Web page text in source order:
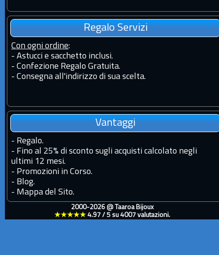
Regalo Servizi
Con ogni ordine:
- Astucci e sacchetto inclusi.
- Confezione Regalo Gratuita.
- Consegna all'indirizzo di sua scelta.
Vantaggi
- Regalo.
- Fino al 25% di sconto sugli acquisti calcolato negli
ultimi 12 mesi.
- Promozioni in Corso.
- Blog.
- Mappa del Sito.
2000-2026 @ Taaroa Bijoux
★★★★★ 4.97 /5 su4007 valutazioni.